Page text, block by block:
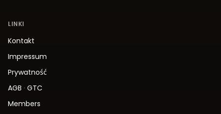
LINKI
Kontakt
Impressum
Prywatność
AGB · GTC
Members